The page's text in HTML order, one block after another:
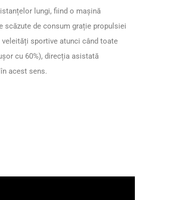
lungi, fiind o mașină
scăzute de consum grație propulsiei
sportive atunci când toate
cu 60%), direcția asistată
acest sens.